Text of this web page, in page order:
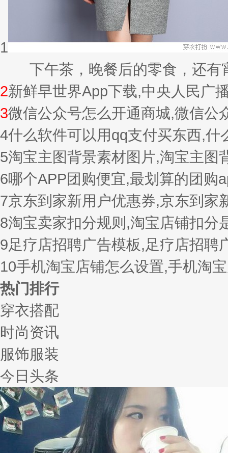
1
下午茶，晚餐后的零食，还有
2新鲜早世界App下载,中央人民广
3微信公众号怎么开通商城,微信公
4什么软件可以用qq支付买东西,什
5淘宝主图背景素材图片,淘宝主图
6哪个APP团购便宜,最划算的团购
7京东到家新用户优惠券,京东到家
8淘宝卖家扣分规则,淘宝店铺扣分
9足疗店招聘广告模板,足疗店招聘
10手机淘宝店铺怎么设置,手机淘
热门排行
穿衣搭配
时尚资讯
服饰服装
今日头条